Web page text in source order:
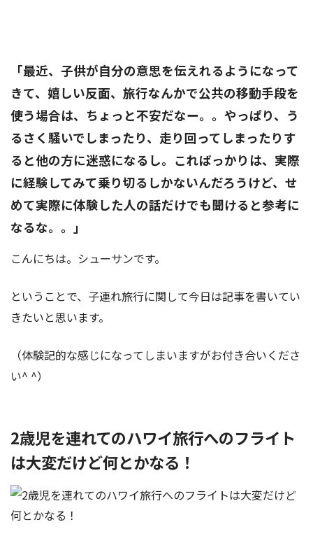
「最近、子供が自分の意思を伝えれるようになって
きて、嬉しい反面、旅行なんかで公共の移動手段を
使う場合は、ちょっと不安だなー。。やっぱり、う
るさく騒いでしまったり、走り回ってしまったりす
ると他の方に迷惑になるし。こればっかりは、実際
に経験してみて乗り切るしかないんだろうけど、せ
めて実際に体験した人の話だけでも聞けると参考に
なるな。。」
こんにちは。シューサンです。
ということで、子連れ旅行に関して今日は記事を書いてい
きたいと思います。
（体験記的な感じになってしまいますがお付き合いくださ
い^ ^）
2歳児を連れてのハワイ旅行へのフライト
は大変だけど何とかなる！